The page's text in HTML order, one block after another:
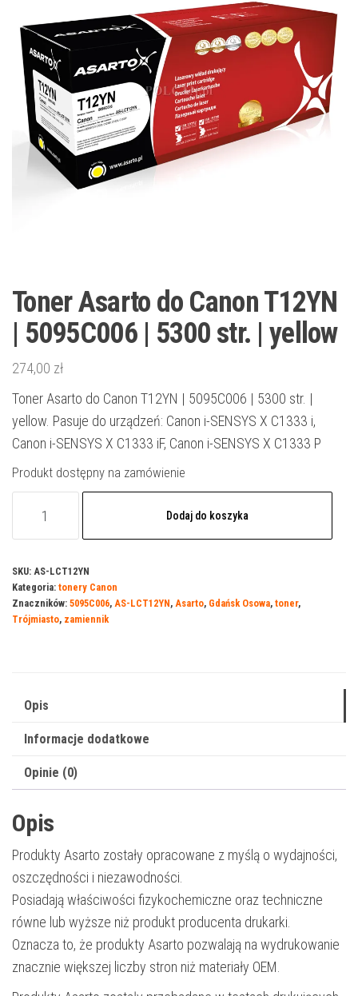
Toner Asarto do Canon T12YN
| 5095C006 | 5300 str. | yellow
274,00 zł
Toner Asarto do Canon T12YN | 5095C006 | 5300 str. |
yellow. Pasuje do urządzeń: Canon i-SENSYS X C1333 i,
Canon i-SENSYS X C1333 iF, Canon i-SENSYS X C1333 P
Produkt dostępny na zamówienie
do
Canon
T12YN
5300
yellow
Dodaj do koszyka
SKU: AS-LCT12YN
Kategoria: tonery Canon
Znaczników: 5095C006, AS-LCT12YN, Asarto, Gdańsk Osowa, toner,
Trójmiasto, zamiennik
Opis
Informacje dodatkowe
Opinie (0)
Opis
Produkty Asarto zostały opracowane z myślą o wydajności,
oszczędności i niezawodności.
Posiadają właściwości fizykochemiczne oraz techniczne
równe lub wyższe niż produkt producenta drukarki.
Oznacza to, że produkty Asarto pozwalają na wydrukowanie
znacznie większej liczby stron niż materiały OEM.